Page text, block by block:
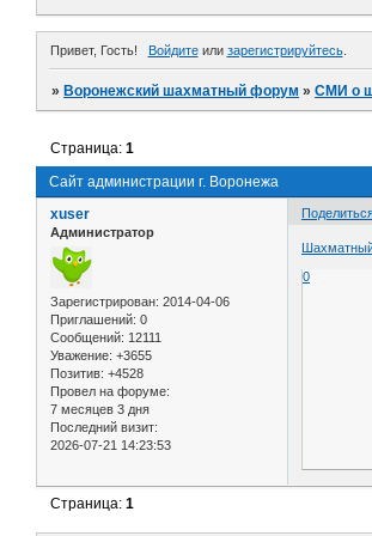
Привет, Гость! Войдитеили зарегистрируйтесь.
»Воронежский шахматный форум »СМИ о
Сайт администрации г. Воронежа
Страница:1
xuser
Администратор
Зарегистрирован: 2014-04-06
Приглашений: 0
Сообщений: 12111
Уважение: +3655
Позитив: +4528
Провел на форуме:
7 месяцев 3 дня
Последний визит:
2026-07-21 14:23:53
0
Страница:1